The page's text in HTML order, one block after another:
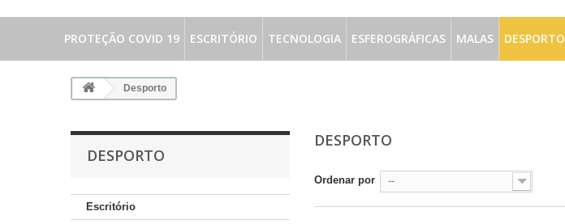
PROTEÇÃO COVID 19 ESCRITÓRIO TECNOLOGIA ESFEROGRÁFICAS MALAS DESPORTO
Desporto
DESPORTO
Escritório
DESPORTO
Ordenar por --